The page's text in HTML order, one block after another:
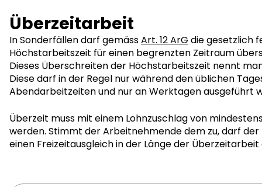
Überzeitarbeit
In Sonderfällen darf gemässArt. 12 ArG die gesetzlich
Höchstarbeitszeit für einen begrenzten Zeitraum
Dieses Überschreiten der Höchstarbeitszeit nennt
Diese darf in der Regel nur während den üblichen
Abendarbeitzeiten und nur an Werktagen ausgeführt
Überzeit muss mit einem Lohnzuschlag von
werden. Stimmt der Arbeitnehmende dem zu, darf der
einen Freizeitausgleich in der Länge der